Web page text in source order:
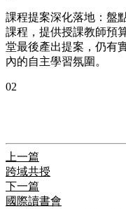
課程提案深化落地：盤點
課程，提供授課教師預
堂最後產出提案，仍有
內的自主學習氛圍。
02
上一篇
跨域共授
下一篇
國際讀書會